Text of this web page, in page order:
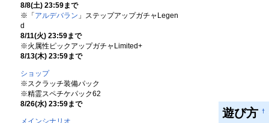
8/8(土) 23:59まで
※「 アルデバラン 」ステップアップガチャLegen
d
8/11(火) 23:59まで
※火属性ピックアップガチャLimited+
8/13(木) 23:59まで
ショップ
※スクラッチ装備パック
※精霊スペチケパック62
8/26(水) 23:59まで
メインシナリオ
遊び方 †